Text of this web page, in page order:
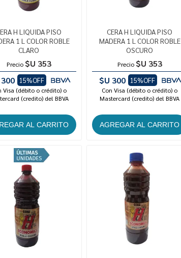
H LIQUIDA PISO
1 L COLOR ROBLE
CLARO
Precio $U 353
15%OFF
Visa (débito o crédito) o
(credito) del BBVA
CERA H LIQUIDA PISO
MADERA 1 L COLOR ROBLE
OSCURO
Precio $U 353
$U 300
15%OFF
Con Visa (débito o crédito) o
Mastercard (credito) del BBVA